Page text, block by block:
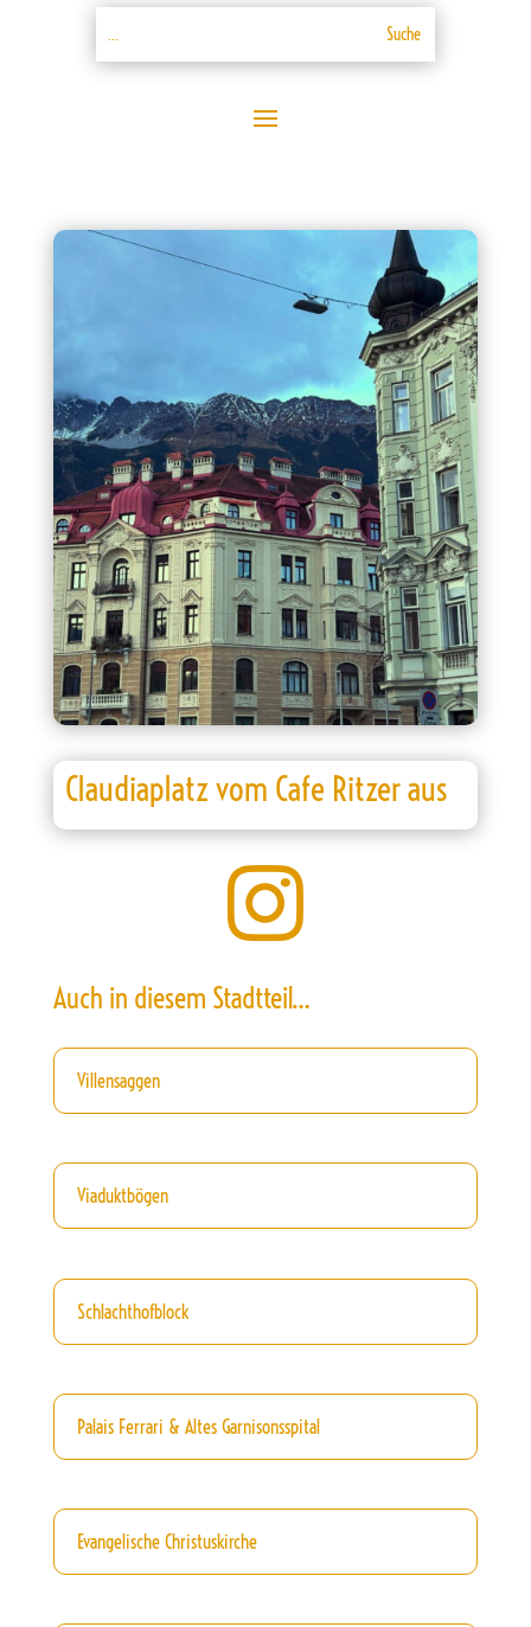
Claudiaplatz vom Cafe Ritzer aus

Auch in diesem Stadtteil…
Villensaggen
Viaduktbögen
Schlachthofblock
Palais Ferrari & Altes Garnisonsspital
Evangelische Christuskirche